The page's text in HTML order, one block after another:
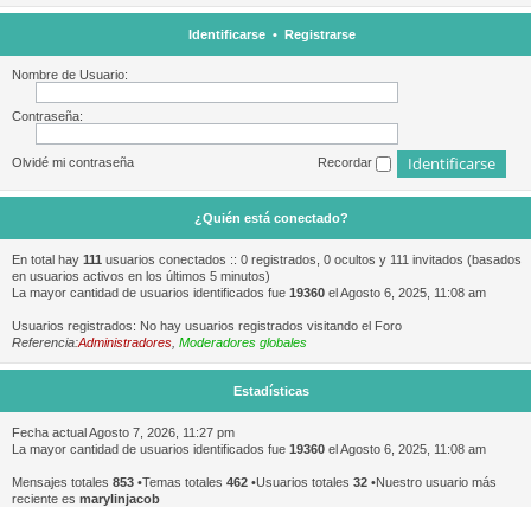
Identificarse• Registrarse
Nombre de Usuario:
Contraseña:
Olvidé mi contraseña Recordar
¿Quién está conectado?
En total hay 111 usuarios conectados :: 0 registrados, 0 ocultos y 111 invitados (basados
en usuarios activos en los últimos 5 minutos)
La mayor cantidad de usuarios identificados fue 19360 el Agosto 6, 2025, 11:08 am
Usuarios registrados: No hay usuarios registrados visitando el Foro
Referencia:Administradores Moderadores globales
Estadísticas
Fecha actual Agosto 7, 2026, 11:27 pm
La mayor cantidad de usuarios identificados fue 19360 el Agosto 6, 2025, 11:08 am
Mensajes totales 853 •Temas totales 462 •Usuarios totales 32 •Nuestro usuario más
reciente es marylinjacob